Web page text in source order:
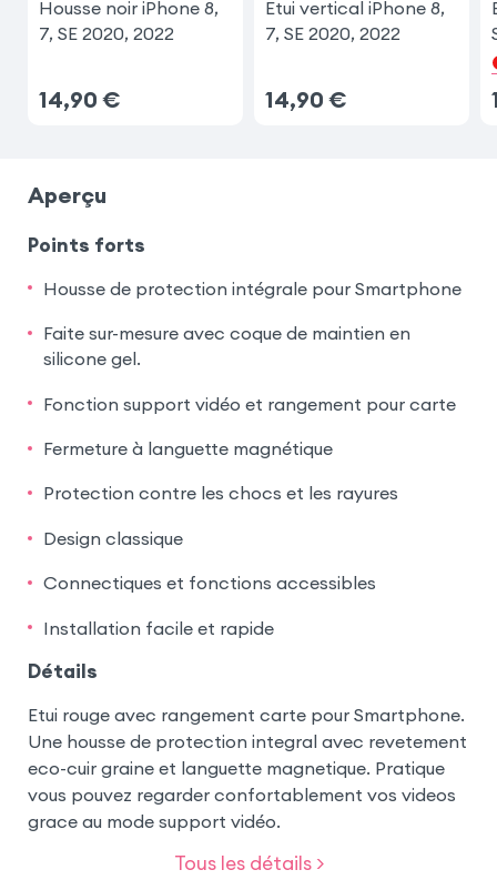
Housse noir iPhone 8,
7, SE 2020, 2022
14,90 €
Etui vertical iPhone 8,
7, SE 2020, 2022
14,90 €
Aperçu
Points forts
Housse de protection intégrale pour Smartphone
Faite sur-mesure avec coque de maintien en
silicone gel.
Fonction support vidéo et rangement pour carte
Fermeture à languette magnétique
Protection contre les chocs et les rayures
Design classique
Connectiques et fonctions accessibles
Installation facile et rapide
Détails
Etui rouge avec rangement carte pour Smartphone.
Une housse de protection integral avec revetement
eco-cuir graine et languette magnetique. Pratique
vous pouvez regarder confortablement vos videos
grace au mode support vidéo.
Tous les détails >